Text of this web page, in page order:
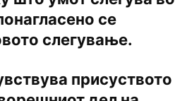
се
слегување.
присуството